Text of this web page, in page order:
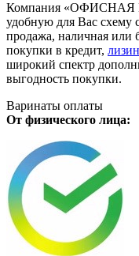
Компания «ОФИСНАЯ
удобную для Вас схему
продажа, наличная или
покупки в кредит,
широкий спектр
выгодность покупки.
Варинаты оплаты
От физического лица: